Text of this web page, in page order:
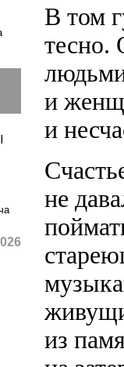
В том
тесно.
и
и
не
из